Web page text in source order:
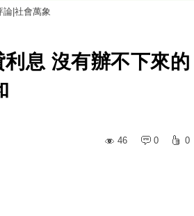
論|社會萬象
息 沒有辦不下來的
46
0 0